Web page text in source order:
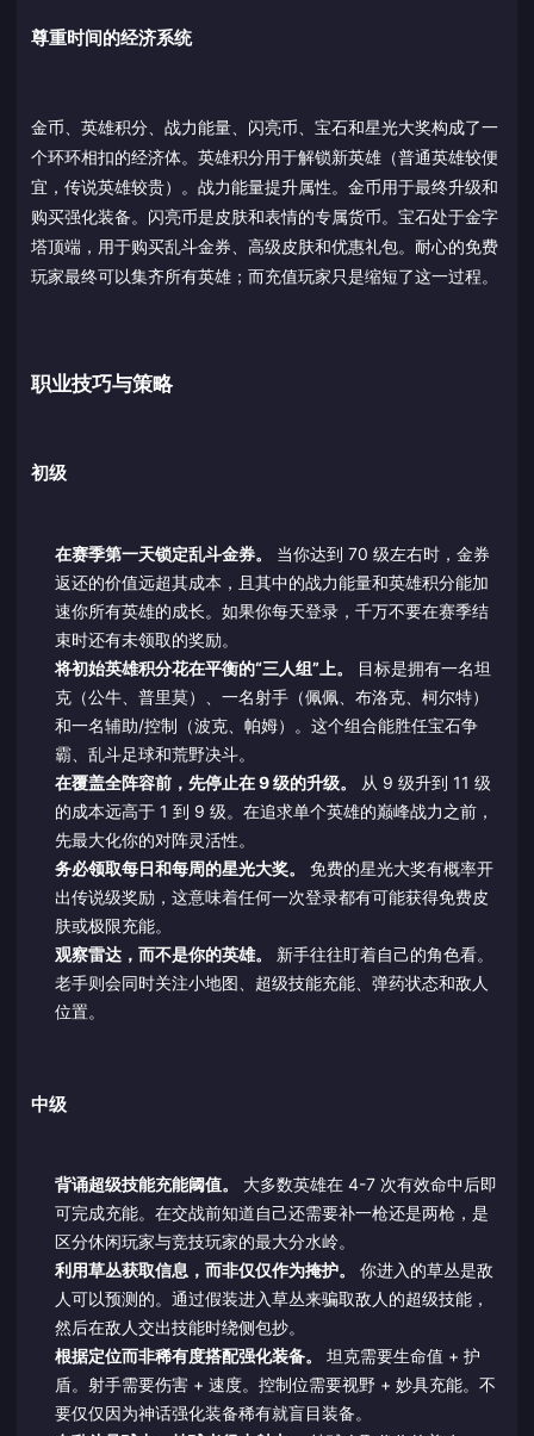
尊重时间的经济系统
金币、英雄积分、战力能量、闪亮币、宝石和星光大奖构成了一
个环环相扣的经济体。英雄积分用于解锁新英雄（普通英雄较便
宜，传说英雄较贵）。战力能量提升属性。金币用于最终升级和
购买强化装备。闪亮币是皮肤和表情的专属货币。宝石处于金字
塔顶端，用于购买乱斗金券、高级皮肤和优惠礼包。耐心的免费
玩家最终可以集齐所有英雄；而充值玩家只是缩短了这一过程。
职业技巧与策略
初级
在赛季第一天锁定乱斗金券。
当你达到 70 级左右时，金券
返还的价值远超其成本，且其中的战力能量和英雄积分能加
速你所有英雄的成长。如果你每天登录，千万不要在赛季结
束时还有未领取的奖励。
将初始英雄积分花在平衡的“三人组”上。
目标是拥有一名坦
克（公牛、普里莫）、一名射手（佩佩、布洛克、柯尔特）
和一名辅助/控制（波克、帕姆）。这个组合能胜任宝石争
霸、乱斗足球和荒野决斗。
在覆盖全阵容前，先停止在 9 级的升级。
从 9 级升到 11 级
的成本远高于 1 到 9 级。在追求单个英雄的巅峰战力之前，
先最大化你的对阵灵活性。
务必领取每日和每周的星光大奖。
免费的星光大奖有概率开
出传说级奖励，这意味着任何一次登录都有可能获得免费皮
肤或极限充能。
观察雷达，而不是你的英雄。
新手往往盯着自己的角色看。
老手则会同时关注小地图、超级技能充能、弹药状态和敌人
位置。
中级
背诵超级技能充能阈值。
大多数英雄在 4-7 次有效命中后即
可完成充能。在交战前知道自己还需要补一枪还是两枪，是
区分休闲玩家与竞技玩家的最大分水岭。
利用草丛获取信息，而非仅仅作为掩护。
你进入的草丛是敌
人可以预测的。通过假装进入草丛来骗取敌人的超级技能，
然后在敌人交出技能时绕侧包抄。
根据定位而非稀有度搭配强化装备。
坦克需要生命值 + 护
盾。射手需要伤害 + 速度。控制位需要视野 + 妙具充能。不
要仅仅因为神话强化装备稀有就盲目装备。